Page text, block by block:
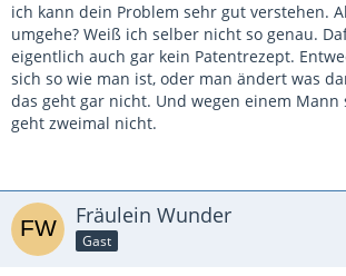
ich kann dein Problem sehr gut verstehen.
umgehe? Weiß ich selber nicht so genau.
eigentlich auch gar kein Patentrezept.
sich so wie man ist, oder man ändert was
das geht gar nicht. Und wegen einem Mann
geht zweimal nicht.
Fräulein Wunder
Gast